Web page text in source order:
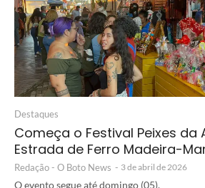
Destaques
Começa o Festival Peixes da
Estrada de Ferro Madeira-
Redação - O Boto News - 3 de abril de 2026
O evento segue até domingo (05).